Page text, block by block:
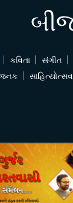
કવિતા સંગીત
સાહિત્યોત્સવ